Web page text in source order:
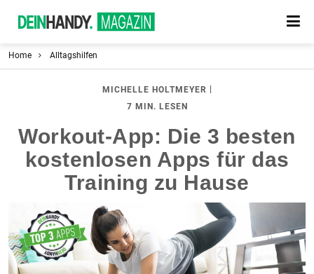
Home Alltagshilfen
MICHELLE HOLTMEYER
7 MIN. LESEN
Workout-App: Die 3 besten
kostenlosen Apps für das
Training zu Hause